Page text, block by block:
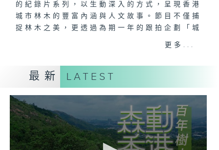
的紀錄片系列，以生動深入的方式，呈現香港
城市林木的豐富內涵與人文故事。節目不僅捕
捉林木之美，更透過為期一年的跟拍企劃「城
中木」，記錄本地植物隨四季流轉的蛻變過程
種植、樹木管理、藍綠建設、古樹保育，到樹
木生命週期、專才培育及公眾參與，並邀請城
市林務相關的專家、專業人員、回收實務者及
市民等不同背景的嘉賓，從專業、實務與生活
三條脈絡，立體交織出香港綠化的真實故事與
未來想像。
這不僅是一部紀錄片，更是對香港綠色未來的
更多...
最新 LATEST